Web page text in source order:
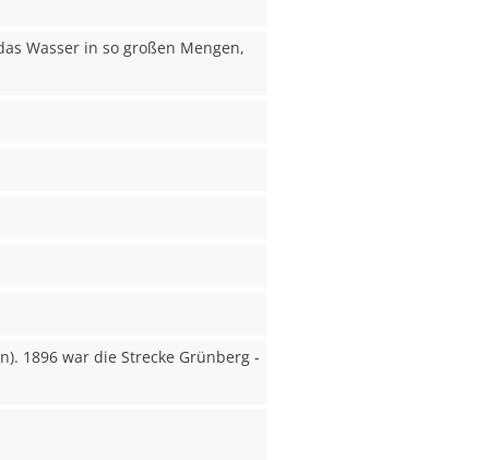
Wasser in so großen Mengen,
1896 war die Strecke Grünberg -